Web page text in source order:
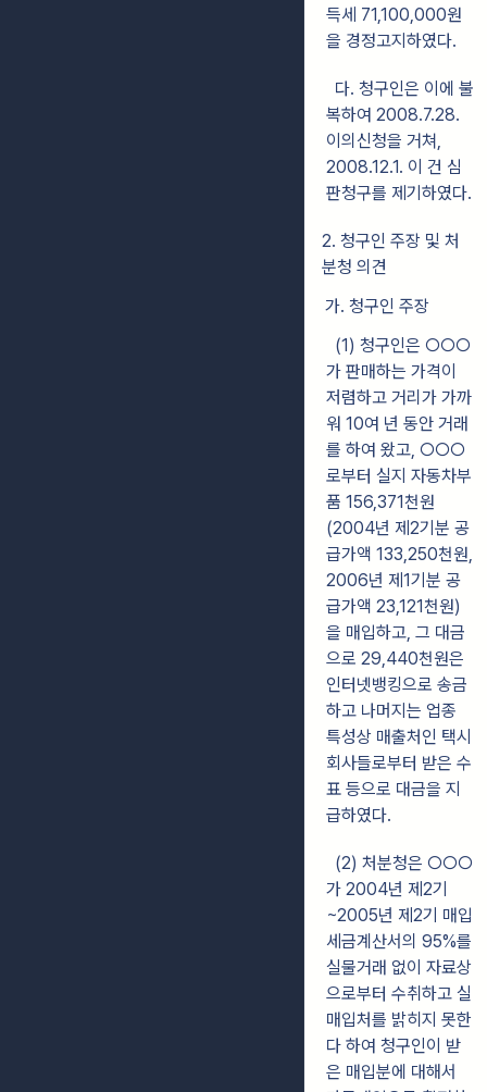
득세 71,100,000원
을 경정고지하였다.
다. 청구인은 이에 불
복하여 2008.7.28.
이의신청을 거쳐,
2008.12.1. 이 건 심
판청구를 제기하였다.
2. 청구인 주장 및 처
분청 의견
가. 청구인 주장
(1) 청구인은 ○○○
가 판매하는 가격이
저렴하고 거리가 가까
워 10여 년 동안 거래
를 하여 왔고, ○○○
로부터 실지 자동차부
품 156,371천원
(2004년 제2기분 공
급가액 133,250천원,
2006년 제1기분 공
급가액 23,121천원)
을 매입하고, 그 대금
으로 29,440천원은
인터넷뱅킹으로 송금
하고 나머지는 업종
특성상 매출처인 택시
회사들로부터 받은 수
표 등으로 대금을 지
급하였다.
(2) 처분청은 ○○○
가 2004년 제2기
~2005년 제2기 매입
세금계산서의 95%를
실물거래 없이 자료상
으로부터 수취하고 실
매입처를 밝히지 못한
다 하여 청구인이 받
은 매입분에 대해서